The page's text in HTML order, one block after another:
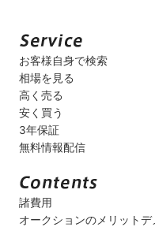
お客様自身で検索
相場を見る
高く売る
安く買う
3年保証
無料情報配信
諸費用
オークションのメリットデ